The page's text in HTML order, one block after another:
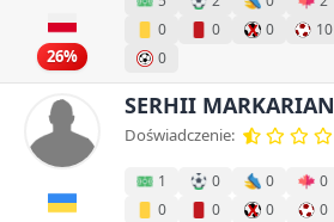
26%
0
0 0 10
0
SERHII MARKARIAN
Doświadczenie:
1 0 0 0
0
0 0 0